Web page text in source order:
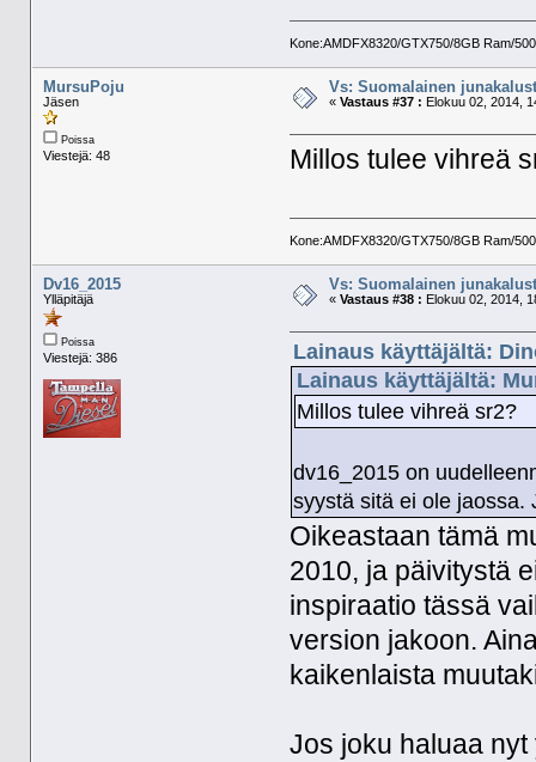
Kone:AMDFX8320/GTX750/8GB Ram/
MursuPoju
Jäsen
Poissa
Viestejä: 48
Vs: Suomalainen
« Vastaus #37 : Elokuu 02, 2014,
Millos tulee vihreä
Kone:AMDFX8320/GTX750/8GB Ram/
Dv16_2015
Ylläpitäjä
Poissa
Viestejä: 386
Vs: Suomalainen
« Vastaus #38 : Elokuu 02, 2014,
Lainaus käyttäjältä:
Lainaus käyttäjältä:
Millos tulee vihreä sr2?
dv16_2015 on
syystä sitä ei ole jaossa.
Oikeastaan tämä
2010, ja päivitystä
inspiraatio tässä
version jakoon.
kaikenlaista
Jos joku haluaa